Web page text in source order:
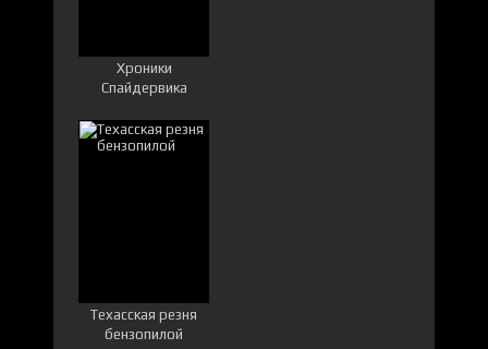
Хроники
Спайдервика
Техасская резня
бензопилой